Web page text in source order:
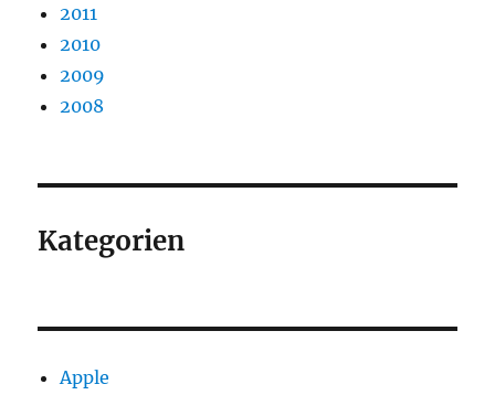
2011
2010
2009
2008
Kategorien
Apple